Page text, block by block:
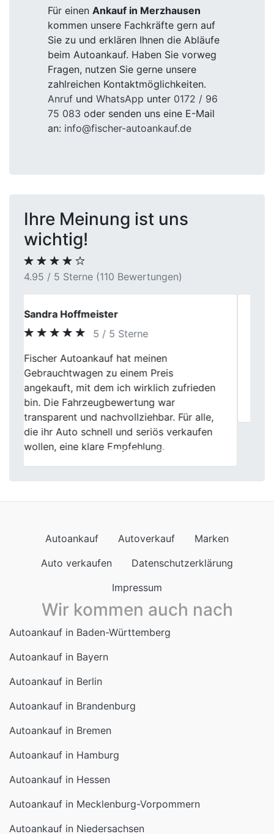
Für einen Ankauf in Merzhausen
kommen unsere Fachkräfte gern auf
Sie zu und erklären Ihnen die Abläufe
beim Autoankauf. Haben Sie vorweg
Fragen, nutzen Sie gerne unsere
zahlreichen Kontaktmöglichkeiten.
Anruf und WhatsApp unter 0172 / 96
75 083 oder senden uns eine E-Mail
an: info@fischer-autoankauf.de
Ihre Meinung ist uns
wichtig!
4.95 / 5 Sterne (110 Bewertungen)
Susanne Völker
5 / 5 Sterne
Vom ersten Eindruck bis zum Abschluss
zeigte sich ein professionelles und gut
eingespieltes Vorgehen. Besonders
angenehm war die klare Kommunikation.
Previous
Impressum
Wir kommen auch nach
Autoankauf in Baden-Württemberg
Autoankauf in Bayern
Autoankauf in Berlin
Autoankauf in Brandenburg
Autoankauf in Bremen
Autoankauf in Hamburg
Autoankauf in Hessen
Autoankauf in Mecklenburg-Vorpommern
Autoankauf in Niedersachsen
Autoankauf in Nordrhein-Westfalen
Autoankauf in Rheinland-Pfalz